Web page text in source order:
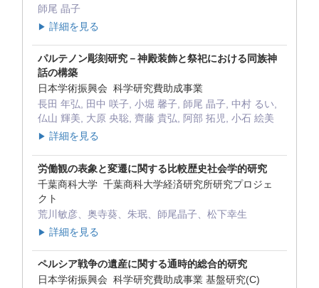
師尾 晶子
▶ 詳細を見る
パルテノン彫刻研究－神殿装飾と祭祀における同族神
話の構築
日本学術振興会 科学研究費助成事業
長田 年弘, 田中 咲子, 小堀 馨子, 師尾 晶子, 中村 るい,
仏山 輝美, 大原 央聡, 齊藤 貴弘, 阿部 拓児, 小石 絵美
▶ 詳細を見る
労働観の表象と変遷に関する比較歴史社会学的研究
千葉商科大学 千葉商科大学経済研究所研究プロジェ
クト
荒川敏彦、奥寺葵、朱珉、師尾晶子、松下幸生
▶ 詳細を見る
ペルシア戦争の遺産に関する通時的総合的研究
日本学術振興会 科学研究費助成事業 基盤研究(C)